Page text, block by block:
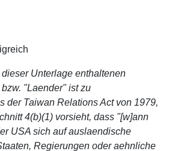
Unterlage enthaltenen
"Laender" ist zu
der Taiwan Relations Act von 1979,
4(b)(1) vorsieht, dass "[w]ann
USA sich auf auslaendische
Regierungen oder aehnliche